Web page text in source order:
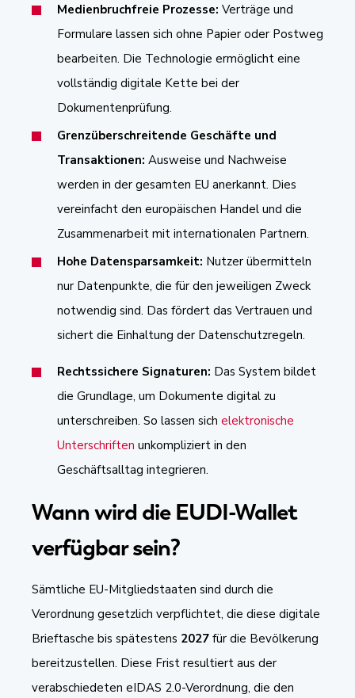
Medienbruchfreie Prozesse: Verträge und
Formulare lassen sich ohne Papier oder Postweg
bearbeiten. Die Technologie ermöglicht eine
vollständig digitale Kette bei der
Dokumentenprüfung.
Grenzüberschreitende Geschäfte und
Transaktionen: Ausweise und Nachweise
werden in der gesamten EU anerkannt. Dies
vereinfacht den europäischen Handel und die
Zusammenarbeit mit internationalen Partnern.
Hohe Datensparsamkeit: Nutzer übermitteln
nur Datenpunkte, die für den jeweiligen Zweck
notwendig sind. Das fördert das Vertrauen und
sichert die Einhaltung der Datenschutzregeln.
Rechtssichere Signaturen: Das System bildet
die Grundlage, um Dokumente digital zu
unterschreiben. So lassen sich elektronische
Unterschriften unkompliziert in den
Geschäftsalltag integrieren.
Wann wird die EUDI-Wallet
verfügbarsein?
Sämtliche EU-Mitgliedstaaten sind durch die
Verordnung gesetzlich verpflichtet, die diese digitale
Brieftasche bis spätestens 2027 für die Bevölkerung
bereitzustellen. Diese Frist resultiert aus der
verabschiedeten eIDAS 2.0-Verordnung, die den